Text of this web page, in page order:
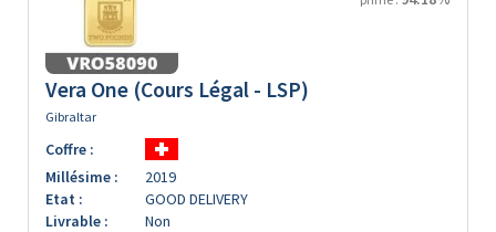
Vera One (Cours Légal - LSP)
Gibraltar
Coffre :
Millésime :
2019
Etat :
GOOD DELIVERY
Livrable :
Non